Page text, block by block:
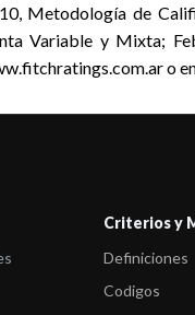
Metodología de
Variable y Mixta;
o
Criterios y
Definiciones
Codigos